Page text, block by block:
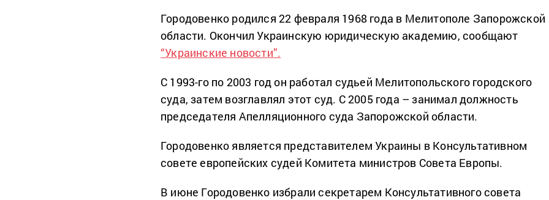
Городовенко родился 22 февраля 1968 года в Мелитополе Запорожской
области. Окончил Украинскую юридическую академию, сообщают
“Украинские новости”.
С 1993-го по 2003 год он работал судьей Мелитопольского городского
суда, затем возглавлял этот суд. С 2005 года – занимал должность
председателя Апелляционного суда Запорожской области.
Городовенко является представителем Украины в Консультативном
совете европейских судей Комитета министров Совета Европы.
В июне Городовенко избрали секретарем Консультативного совета